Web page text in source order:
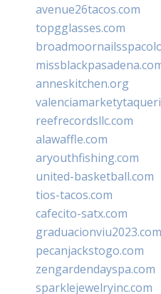
avenue26tacos.com
topgglasses.com
anneskitchen.org
reefrecordsllc.com
alawaffle.com
aryouthfishing.com
united-basketball.com
tios-tacos.com
cafecito-satx.com
graduacionviu2023.com
pecanjackstogo.com
zengardendayspa.com
sparklejewelryinc.com